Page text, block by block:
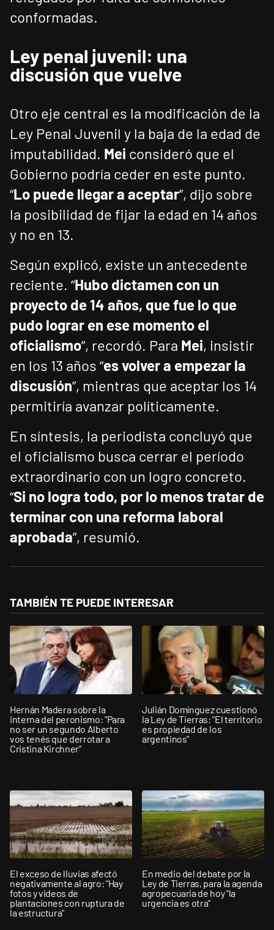
conformadas.
Ley penal juvenil: una
discusión que vuelve
Otro eje central es la modificación de la
Ley Penal Juvenil y la baja de la edad de
imputabilidad. Mei consideró que el
Gobierno podría ceder en este punto.
“Lo puede llegar a aceptar”, dijo sobre
la posibilidad de fijar la edad en 14 años
y no en 13.
Según explicó, existe un antecedente
reciente. “Hubo dictamen con un
proyecto de 14 años, que fue lo que
pudo lograr en ese momento el
oficialismo”, recordó. Para Mei, insistir
en los 13 años “es volver a empezar la
discusión”, mientras que aceptar los 14
permitiría avanzar políticamente.
En síntesis, la periodista concluyó que
el oficialismo busca cerrar el período
extraordinario con un logro concreto.
“Si no logra todo, por lo menos tratar de
terminar con una reforma laboral
aprobada”, resumió.
TAMBIÉN TE PUEDE INTERESAR
Hernán Madera sobre la
interna del peronismo: "Para
no ser un segundo Alberto
vos tenés que derrotar a
Cristina Kirchner”
Julián Domínguez cuestionó
la Ley de Tierras: “El territorio
es propiedad de los
argentinos”
El exceso de lluvias afectó
negativamente al agro: "Hay
fotos y videos de
plantaciones con ruptura de
la estructura"
En medio del debate por la
Ley de Tierras, para la agenda
agropecuaria de hoy "la
urgencia es otra"